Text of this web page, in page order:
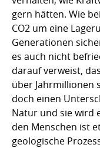
gern hätten. Wie
CO2 um eine
Generationen
es auch nicht
darauf verweist,
über Jahrmillionen
doch einen
Natur und sie wird
den Menschen ist
geologische